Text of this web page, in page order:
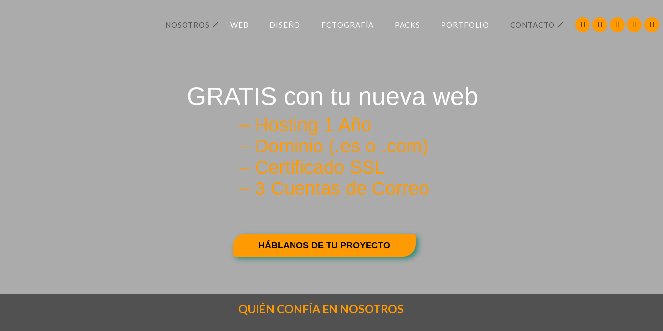
NOSOTROS WEB DISEÑO FOTOGRAFÍA PACKS PORTFOLIO CONTACTO
GRATIS con tu nueva web
– Hosting 1 Año
– Dominio (.es o .com)
– Certificado SSL
– 3 Cuentas de Correo
HÁBLANOS DE TU PROYECTO
QUIÉN CONFÍA EN NOSOTROS